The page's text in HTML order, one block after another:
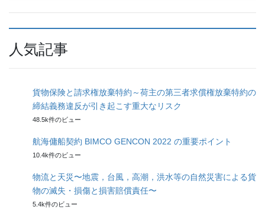
人気記事
貨物保険と請求権放棄特約～荷主の第三者求償権放棄特約の
締結義務違反が引き起こす重大なリスク
48.5k件のビュー
航海傭船契約 BIMCO GENCON 2022 の重要ポイント
10.4k件のビュー
物流と天災〜地震，台風，高潮，洪水等の自然災害による貨
物の滅失・損傷と損害賠償責任〜
5.4k件のビュー